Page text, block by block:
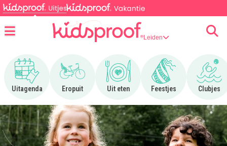
Leiden
Uitagenda
Ga naar Uitagenda
Eropuit
Ga naar Eropuit
Uit eten
Ga naar Uit eten
Feestjes
Ga naar Feestjes
Clubjes
Ga